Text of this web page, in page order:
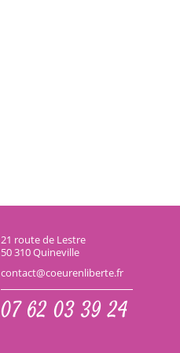
21 route de Lestre
50 310 Quineville
contact@coeurenliberte.fr
07 62 03 39 24